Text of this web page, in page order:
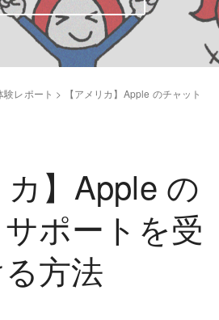
験レポート >
【アメリカ】Apple のチャット
カ】Apple の
ポートを受
方法